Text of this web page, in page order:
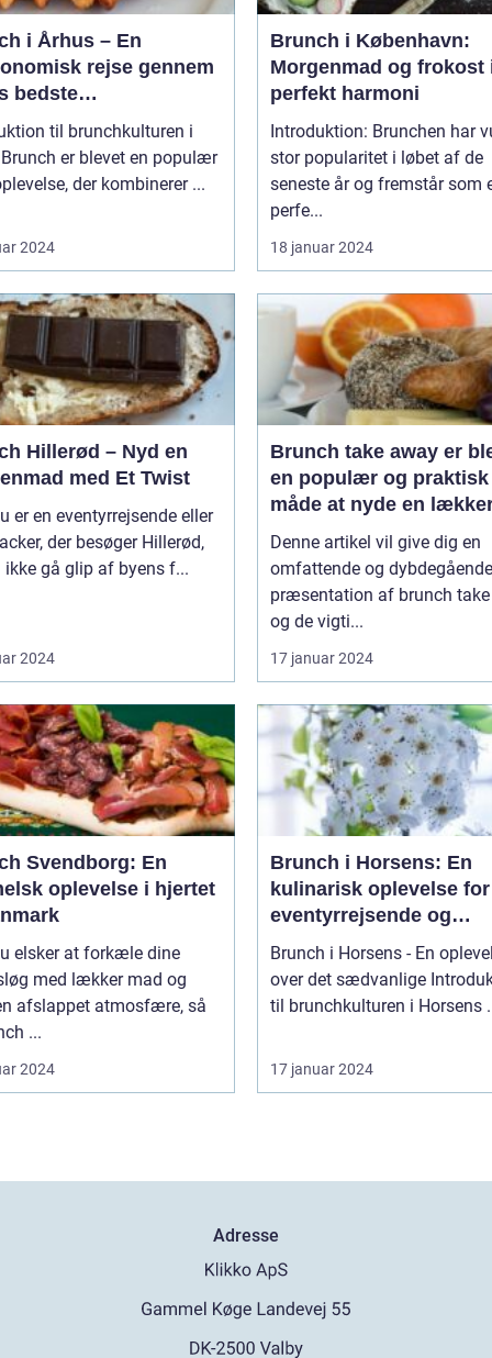
i Århus – En
rejse gennem
bedste
til brunchkulturen i
der kombinerer ...
2024
Brunch i København:
Morgenmad og frokost
perfekt harmoni
Introduktion: Brunchen har
stor popularitet i løbet af de
seneste år og fremstår som
perfe...
18 januar 2024
Hillerød – Nyd en
med Et Twist
er en eventyrrejsende eller
der besøger Hillerød,
ikke gå glip af byens f...
2024
Brunch take away er
en populær og praktisk
måde at nyde en
brunchoplevelse på,
hvor man befinder sig
Denne artikel vil give dig en
omfattende og dybdegående
præsentation af brunch
og de vigti...
17 januar 2024
Svendborg: En
oplevelse i hjertet
elsker at forkæle dine
med lækker mad og
afslappet atmosfære, så
...
2024
Brunch i Horsens: En
kulinarisk oplevelse for
eventyrrejsende og
backpackere
Brunch i Horsens - En
over det sædvanlige Introduktion
til
17 januar 2024
Adresse